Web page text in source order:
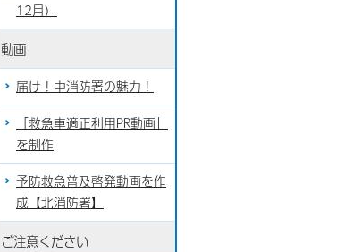
12月）
動画
届け！中消防署の魅力！
「救急車適正利用PR動画」
を制作
予防救急普及啓発動画を作
成【北消防署】
ご注意ください